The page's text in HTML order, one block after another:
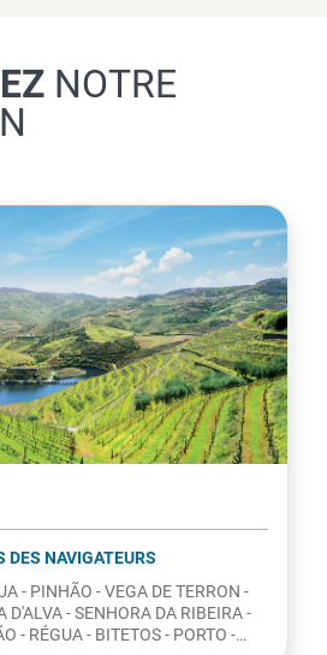
NOTRE
DES NAVIGATEURS
- PINHÃO - VEGA DE TERRON -
- SENHORA DA RIBEIRA -
- RÉGUA - BITETOS - PORTO -